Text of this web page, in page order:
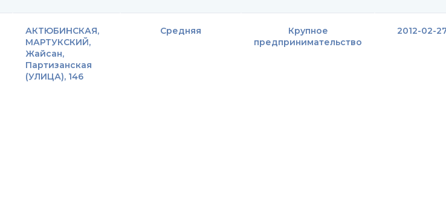
АКТЮБИНСКАЯ,
МАРТУКСКИЙ,
Жайсан,
Партизанская
(УЛИЦА), 146
Средняя
Крупное
предпринимательство
2012-02-